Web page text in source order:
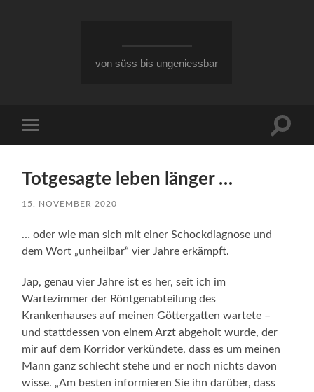
von süss bis ungeniessbar
Menü
Totgesagte leben länger …
15. NOVEMBER 2020
… oder wie man sich mit einer Schockdiagnose und
dem Wort „unheilbar“ vier Jahre erkämpft.
Jap, genau vier Jahre ist es her, seit ich im
Wartezimmer der Röntgenabteilung des
Krankenhauses auf meinen Göttergatten wartete –
und stattdessen von einem Arzt abgeholt wurde, der
mir auf dem Korridor verkündete, dass es um meinen
Mann ganz schlecht stehe und er noch nichts davon
wisse. „Am besten informieren Sie ihn darüber, dass